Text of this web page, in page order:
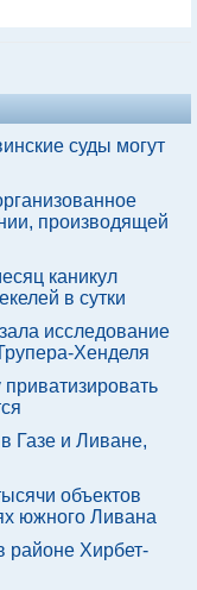
суды могут
производящей
каникул
в сутки
исследование
Хенделя
Газе и Ливане,
объектов
южного Ливана
районе Хирбет-